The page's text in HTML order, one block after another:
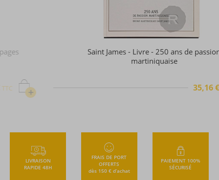
Saint James - Livre - 250 ans de passion
martiniquaise
+
35,16 €TTC
LIVRAISON
RAPIDE 48H
FRAIS DE PORT
OFFERTS
dès 150 € d’achat
PAIEMENT 100%
SÉCURISÉ